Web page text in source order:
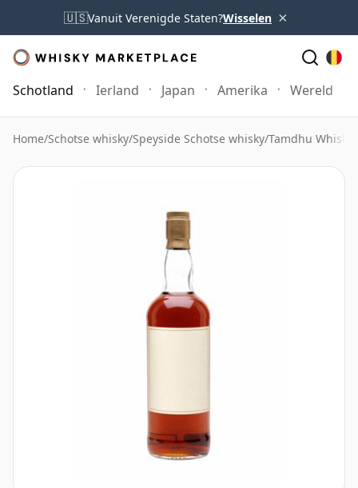
🇺🇸Vanuit Verenigde Staten?Wisselen ×
Schotland Ierland Japan Amerika Wereld
Home/Schotse whisky/Speyside Schotse whisky/Tamdhu Whisky